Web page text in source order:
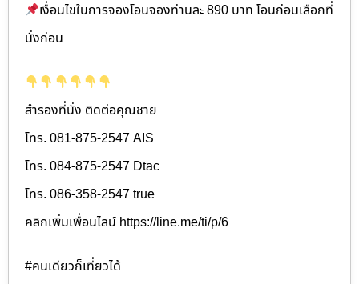
เงื่อนไขในการจองโอนจองท่านละ 890 บาท โอนก่อนเลือกที่
นั่งก่อน
สำรองที่นั่ง ติดต่อคุณชาย
โทร. 081-875-2547 AIS
โทร. 084-875-2547 Dtac
โทร. 086-358-2547 true
คลิกเพิ่มเพื่อนไลน์ https://line.me/ti/p/6
#คนเดียวก็เที่ยวได้